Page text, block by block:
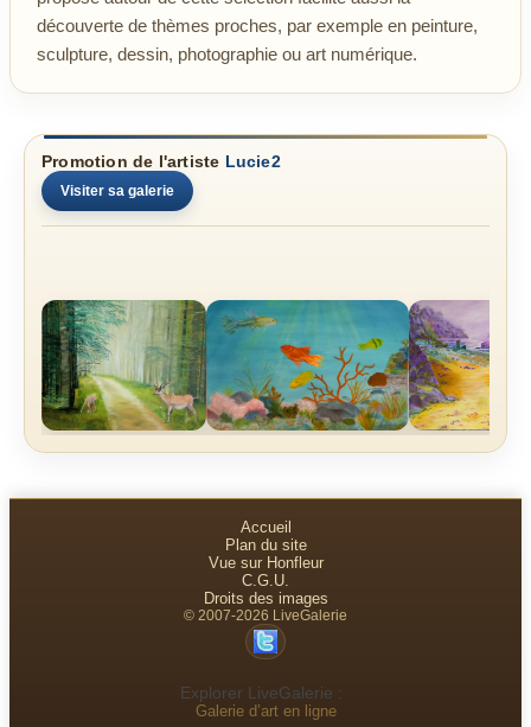
découverte de thèmes proches, par exemple en peinture,
sculpture, dessin, photographie ou art numérique.
Promotion de l'artiste Lucie2
Visiter sa galerie
Accueil
Plan du site
Vue sur Honfleur
C.G.U.
Droits des images
© 2007-2026 LiveGalerie
Explorer LiveGalerie :
Galerie d’art en ligne